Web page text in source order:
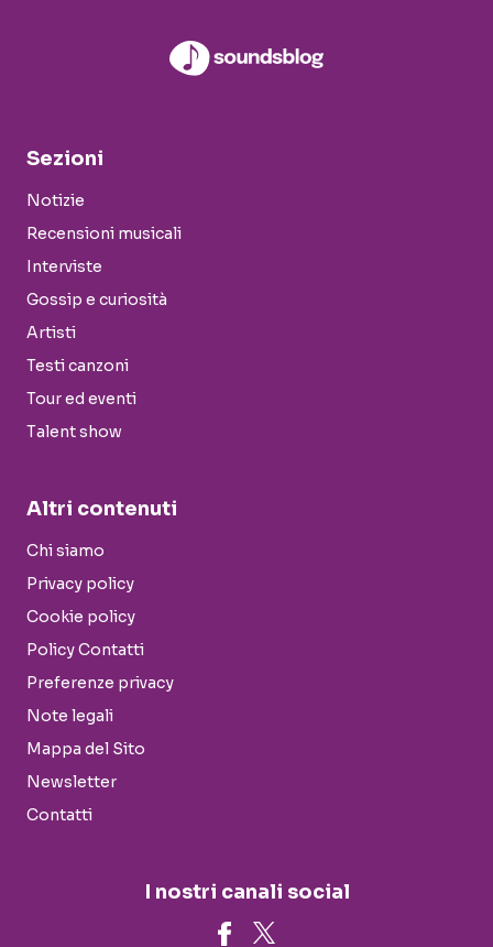
Sezioni
Notizie
Recensioni musicali
Interviste
Gossip e curiosità
Artisti
Testi canzoni
Tour ed eventi
Talent show
Altri contenuti
Chi siamo
Privacy policy
Cookie policy
Policy Contatti
Preferenze privacy
Note legali
Mappa del Sito
Newsletter
Contatti
I nostri canali social